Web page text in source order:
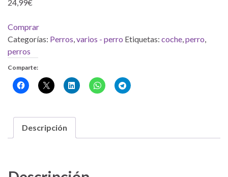
24,99€
Comprar
Categorías: Perros varios - perro Etiquetas: coche perro
perros
Comparte:
Descripción